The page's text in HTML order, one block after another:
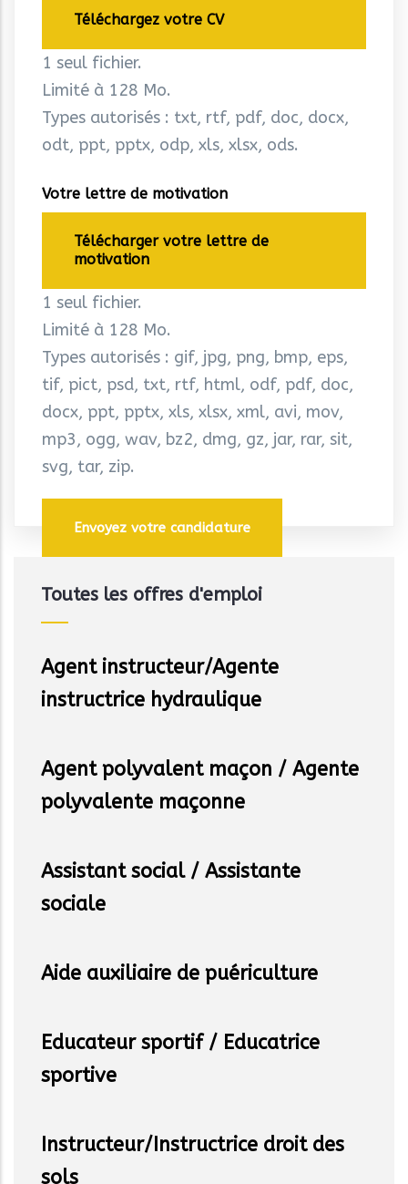
Téléchargez votre CV
1 seul fichier.
Limité à 128 Mo.
Types autorisés : txt, rtf, pdf, doc, docx,
odt, ppt, pptx, odp, xls, xlsx, ods.
Votre lettre de motivation
Télécharger votre lettre de
motivation
1 seul fichier.
Limité à 128 Mo.
Types autorisés : gif, jpg, png, bmp, eps,
tif, pict, psd, txt, rtf, html, odf, pdf, doc,
docx, ppt, pptx, xls, xlsx, xml, avi, mov,
mp3, ogg, wav, bz2, dmg, gz, jar, rar, sit,
svg, tar, zip.
Toutes les offres d'emploi
Agent instructeur/Agente
instructrice hydraulique
Agent polyvalent maçon / Agente
polyvalente maçonne
Assistant social / Assistante
sociale
Aide auxiliaire de puériculture
Educateur sportif / Educatrice
sportive
Instructeur/Instructrice droit des
sols